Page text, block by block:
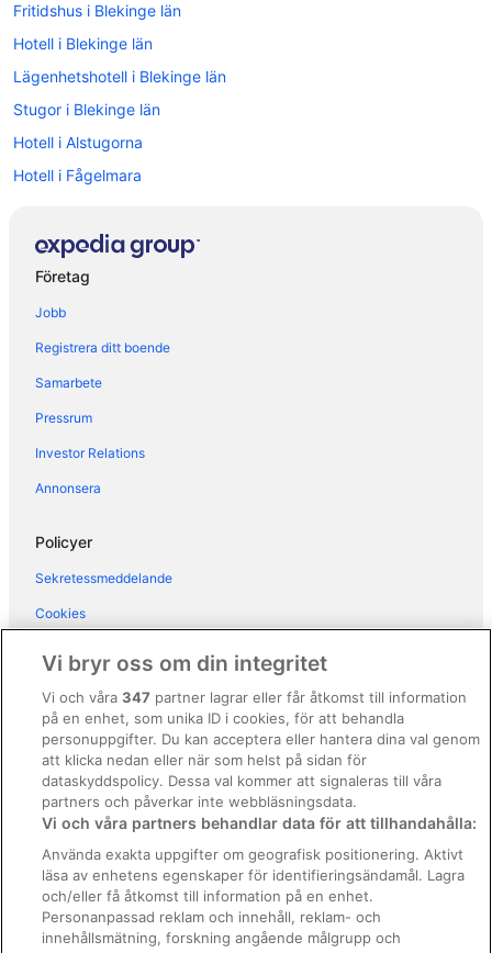
Fritidshus i Blekinge län
Hotell i Blekinge län
Lägenhetshotell i Blekinge län
Stugor i Blekinge län
Hotell i Alstugorna
Hotell i Fågelmara
Hotell i Johannishus
Hotell i närheten av Karlskrona centralstation
Hotell i Karlskrona
Hotell i Kropp
Hotell i Rödeby
Hotell i Sandhamn
Hotell i Sturkö
Hotell i Torhamn
Hotell i Tving
Husvagnscampingar i Karlskrona
Pensionat i Sturkö
Företag
Jobb
Registrera ditt boende
Samarbete
Pressrum
Investor Relations
Annonsera
Policyer
Sekretessmeddelande
Cookies
Regler och villkor för Vrbo
Tillgänglighetsanpassning
Juridisk information/Kontakta oss
Riktlinjer för innehåll och anmäla innehåll
Hjälp
Kontakta oss
Avboka eller ändra din bokning
Vi bryr oss om din integritet
Vi och våra347 partner lagrar eller får åtkomst till information
på en enhet, som unika ID i cookies, för att behandla
personuppgifter. Du kan acceptera eller hantera dina val genom
att klicka nedan eller när som helst på sidan för
dataskyddspolicy. Dessa val kommer att signaleras till våra
partners och påverkar inte webbläsningsdata.
Vi och våra partners behandlar data för att tillhandahålla:
Använda exakta uppgifter om geografisk positionering. Aktivt
läsa av enhetens egenskaper för identifieringsändamål. Lagra
och/eller få åtkomst till information på en enhet.
Personanpassad reklam och innehåll, reklam- och
innehållsmätning, forskning angående målgrupp och